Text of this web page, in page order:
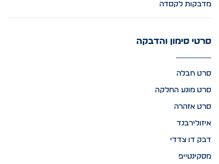
מדבקות לקסדה
סרטי סימון והדבקה
סרט חבלה
סרט מונע החלקה
סרט אזהרה
איזולירבנד
דבק דו צדדי
מסקינטייפ